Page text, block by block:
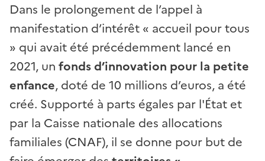
Dans le prolongement de l’appel à
manifestation d’intérêt « accueil pour tous
» qui avait été précédemment lancé en
2021, un fonds d’innovation pour la petite
enfance, doté de 10 millions d’euros, a été
créé. Supporté à parts égales par l'État et
par la Caisse nationale des allocations
familiales (CNAF), il se donne pour but de